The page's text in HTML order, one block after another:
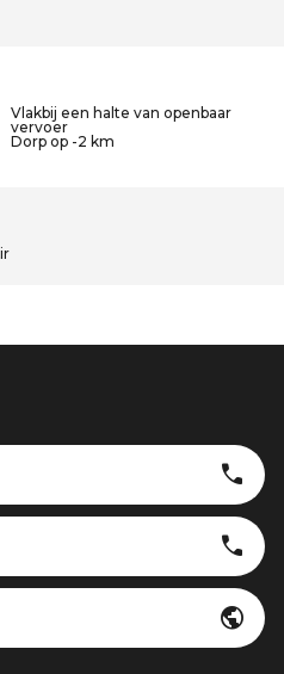
Vlakbij een halte van openbaar
vervoer
Dorp op -2 km